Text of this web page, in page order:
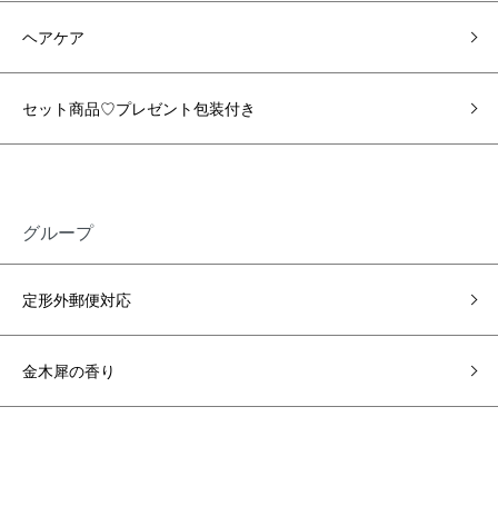
ヘアケア
セット商品♡プレゼント包装付き
グループ
定形外郵便対応
金木犀の香り